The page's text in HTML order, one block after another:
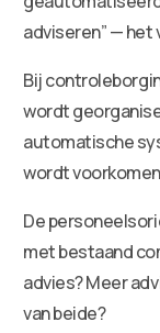
adviseren” — het
Bij
wordt
automatische
wordt
De
met bestaand
advies? Meer
van beide?